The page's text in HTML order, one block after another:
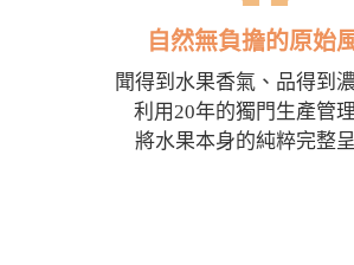
自然無負擔的原始
聞得到水果香氣、品得到
利用20年的獨門生產管
將水果本身的純粹完整呈